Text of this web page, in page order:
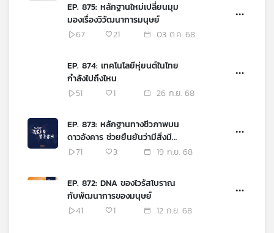
EP. 875: หลักฐานใหม่เปลี่ยนมุม
มองเรื่องวิวัฒนาการมนุษย์
67
21 03 ต.ค. 68
EP. 874: เทคโนโลยีหุ่ยนต์ในไทย
กำลังไปถึงไหน
51
1 26 ก.ย. 68
EP. 873: หลักฐานทางชีวภาพบน
ดาวอังคาร ช่วยยืนยันว่ามีสิ่งมี
ชีวิตได้หรือไม่
71 3 19 ก.ย. 68
EP. 872: DNA ของไวรัสโบราณ
กับพัฒนาการของมนุษย์
41
1 12 ก.ย. 68